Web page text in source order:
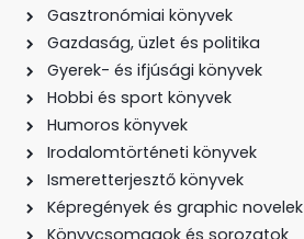
Gasztronómiai könyvek
Gazdaság, üzlet és politika
Gyerek- és ifjúsági könyvek
Hobbi és sport könyvek
Humoros könyvek
Irodalomtörténeti könyvek
Ismeretterjesztő könyvek
Képregények és graphic novelek
Könyvcsomagok és sorozatok